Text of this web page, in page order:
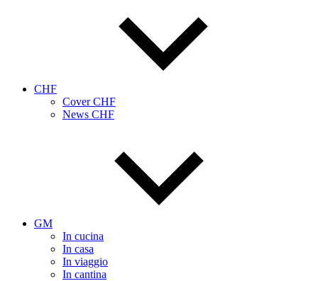
CHF
Cover CHF
News CHF
GM
In cucina
In casa
In viaggio
In cantina